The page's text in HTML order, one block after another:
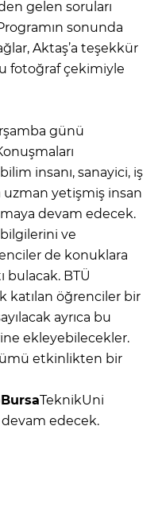
gelen soruları
sonunda
Aktaş’a teşekkür
fotoğraf çekimiyle
günü
insanı, sanayici, iş
uzman yetişmiş insan
devam edecek.
ve
de konuklara
bulacak. BTÜ
katılan öğrenciler bir
ayrıca bu
ekleyebilecekler.
etkinlikten bir
BursaTeknikUni
devam edecek.